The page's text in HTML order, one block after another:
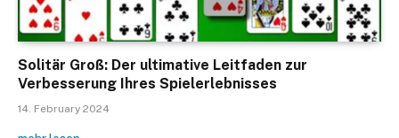
Solitär Groß: Der ultimative Leitfaden zur
Verbesserung Ihres Spielerlebnisses
14. February 2024